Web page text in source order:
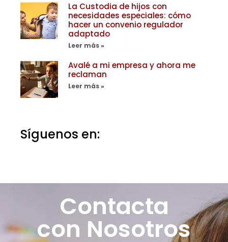
La Custodia de hijos con
necesidades especiales: cómo
hacer un convenio regulador
adaptado
Leer más »
Avalé a mi empresa y ahora me
reclaman
Leer más »
Síguenos en:
Contacta
con Nosotros